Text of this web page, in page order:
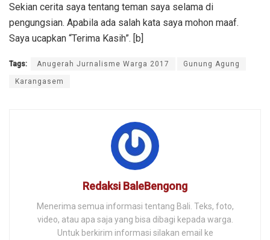
Sekian cerita saya tentang teman saya selama di
pengungsian. Apabila ada salah kata saya mohon maaf.
Saya ucapkan “Terima Kasih”. [b]
Tags: Anugerah Jurnalisme Warga 2017 Gunung Agung
Karangasem
Redaksi BaleBengong
Menerima semua informasi tentang Bali. Teks, foto,
video, atau apa saja yang bisa dibagi kepada warga.
Untuk berkirim informasi silakan email ke